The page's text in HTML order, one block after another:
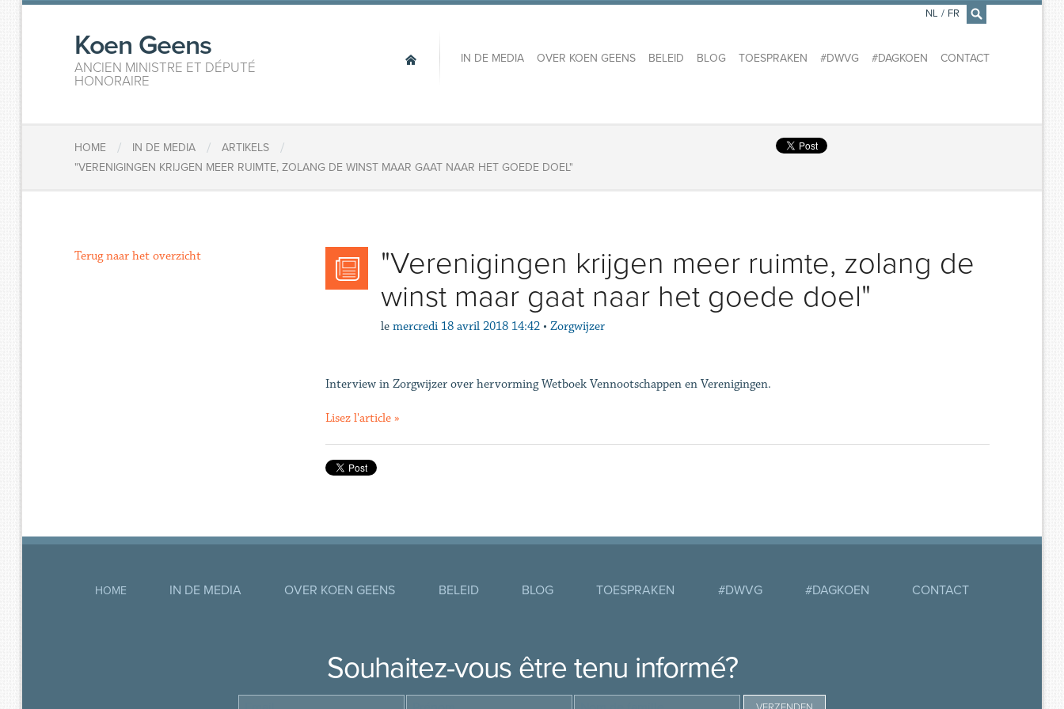
×
Koen Geens
ANCIEN MINISTRE ET DÉPUTÉ
HONORAIRE
IN DE MEDIA OVER KOEN GEENS BELEID BLOG TOESPRAKEN #DWVG #DAGKOEN CONTACT
NL / FR
HOME / IN DE MEDIA / ARTIKELS /
"VERENIGINGEN KRIJGEN MEER RUIMTE, ZOLANG DE WINST MAAR GAAT NAAR HET GOEDE DOEL"
"Verenigingen krijgen meer ruimte, zolang de
winst maar gaat naar het goede doel"
le mercredi 18 avril 2018 14:42 • Zorgwijzer
Interview in Zorgwijzer over hervorming Wetboek Vennootschappen en Verenigingen.
Lisez l'article »
Terug naar het overzicht
HOME IN DE MEDIA OVER KOEN GEENS BELEID BLOG TOESPRAKEN #DWVG #DAGKOEN CONTACT
Souhaitez-vous être tenu informé?